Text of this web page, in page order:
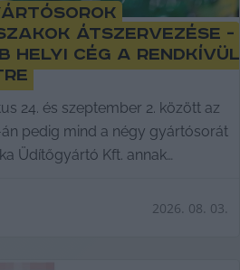
átszervezése -
helyi cég a
24. és szeptember 2. között az
pedig mind a négy gyártósorát
Üdítőgyártó Kft. annak
helyzetben több más
2026. 08. 03.